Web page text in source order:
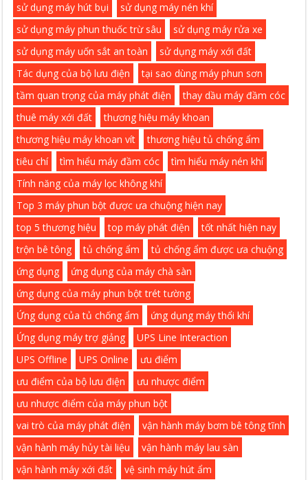
sử dụng máy hút bụi
sử dụng máy nén khí
sử dụng máy phun thuốc trừ sâu
sử dụng máy rửa xe
sử dụng máy uốn sắt an toàn
sử dụng máy xới đất
Tác dụng của bộ lưu điện
tại sao dùng máy phun sơn
tầm quan trọng của máy phát điện
thay dầu máy đầm cóc
thuê máy xới đất
thương hiệu máy khoan
thương hiệu máy khoan vít
thương hiệu tủ chống ẩm
tiêu chí
tìm hiểu máy đầm cóc
tìm hiểu máy nén khí
Tính năng của máy lọc không khí
Top 3 máy phun bột được ưa chuộng hiện nay
top 5 thương hiệu
top máy phát điện
tốt nhất hiện nay
trộn bê tông
tủ chống ẩm
tủ chống ẩm được ưa chuộng
ứng dụng
ứng dụng của máy chà sàn
ứng dụng của máy phun bột trét tường
Ứng dụng của tủ chống ẩm
ứng dụng máy thổi khí
Ứng dụng máy trợ giảng
UPS Line Interaction
UPS Offline
UPS Online
ưu điểm
ưu điểm của bộ lưu điện
ưu nhược điểm
ưu nhược điểm của máy phun bột
vai trò của máy phát điện
vận hành máy bơm bê tông tĩnh
vận hành máy hủy tài liệu
vận hành máy lau sàn
vận hành máy xới đất
vệ sinh máy hút ẩm